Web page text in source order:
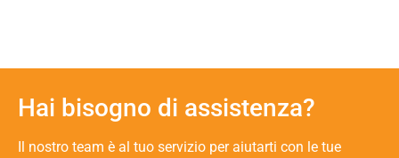
Hai bisogno di assistenza?
Il nostro team è al tuo servizio per aiutarti con le tue